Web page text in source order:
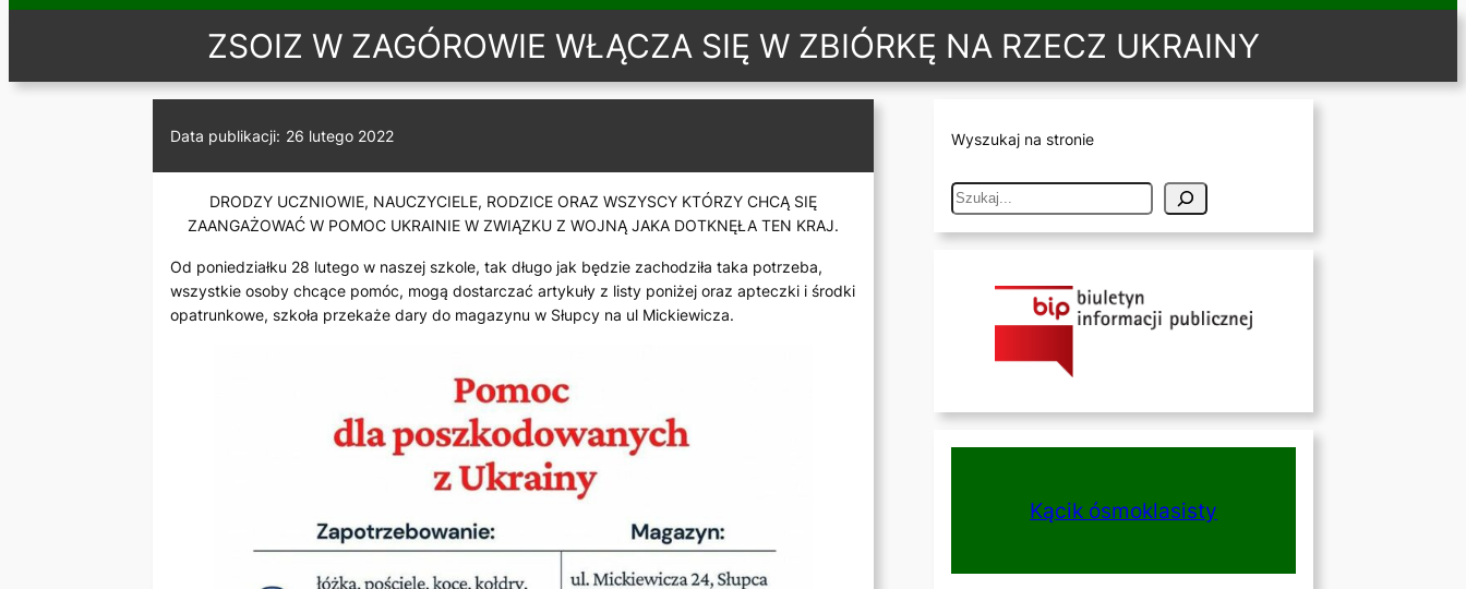
ZSOIZ W ZAGÓROWIE WŁĄCZA SIĘ W ZBIÓRKĘ NA RZECZ UKRAINY
Data publikacji: 26 lutego 2022
DRODZY UCZNIOWIE, NAUCZYCIELE, RODZICE ORAZ WSZYSCY KTÓRZY CHCĄ SIĘ
ZAANGAŻOWAĆ W POMOC UKRAINIE W ZWIĄZKU Z WOJNĄ JAKA DOTKNĘŁA TEN KRAJ.
Od poniedziałku 28 lutego w naszej szkole, tak długo jak będzie zachodziła taka potrzeba,
wszystkie osoby chcące pomóc, mogą dostarczać artykuły z listy poniżej oraz apteczki i środki
opatrunkowe, szkoła przekaże dary do magazynu w Słupcy na ul Mickiewicza.
Wyszukaj na stronie
S
Kącik ósmoklasisty